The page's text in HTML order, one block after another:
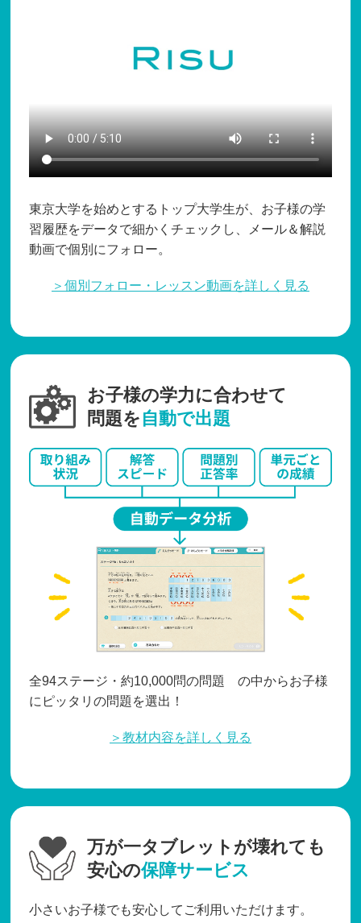
東京大学を始めとするトップ大学生が、お子様の学
習履歴をデータで細かくチェックし、メール＆解説
動画で個別にフォロー。
＞個別フォロー・レッスン動画を詳しく見る
お子様の学力に合わせて
問題を 自動で出題
全94ステージ・約10,000問の問題 の中からお子様
にピッタリの問題を選出！
＞教材内容を詳しく見る
万が一タブレットが壊れても
安心の保障サービス
小さいお子様でも安心してご利用いただけます。